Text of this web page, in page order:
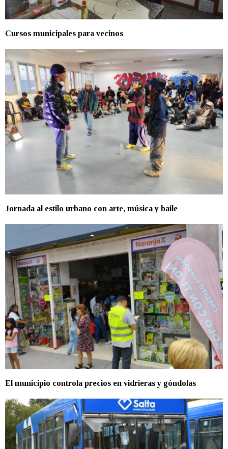
Cursos municipales para vecinos
Jornada al estilo urbano con arte, música y baile
El municipio controla precios en vidrieras y góndolas